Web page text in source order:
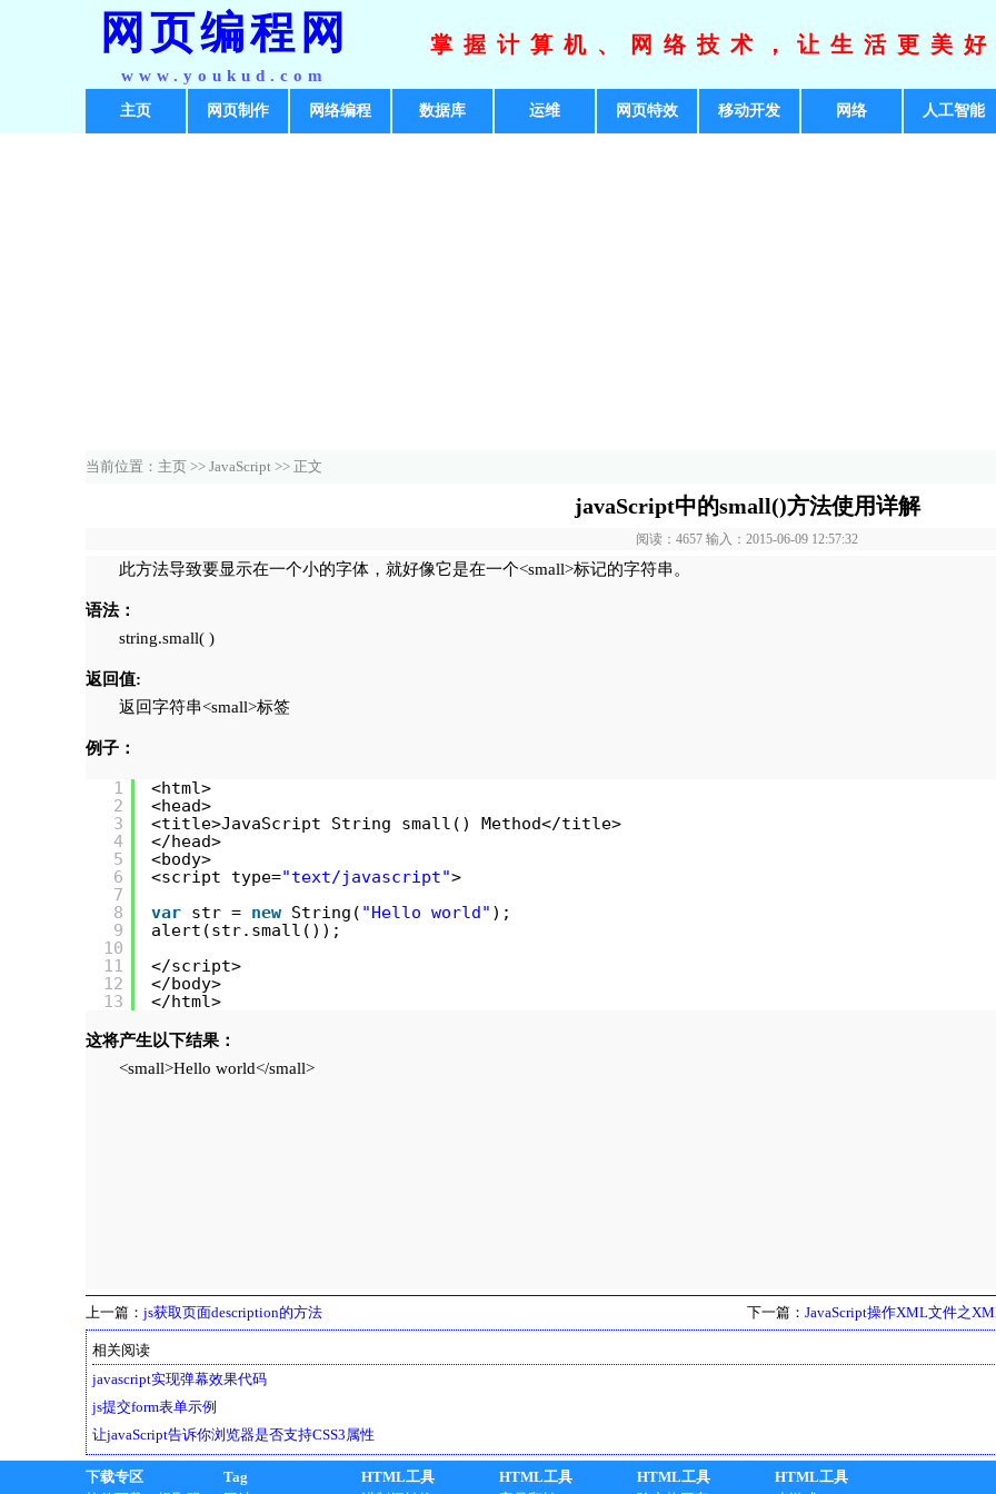
网页编程网
www.youkud.com
掌握计算机、网络技术，让生活更美
主页 网页制作 网络编程 数据库 运维 网页特效 移动开发 网络 人工智能
当前位置： 主页 >> JavaScript >> 正文
javaScript中的small()方法使用详解
阅读：4657 输入：2015-06-09 12:57:32
此方法导致要显示在一个小的字体，就好像它是在一个<small>标记的字符串。
语法：
string.small( )
返回值:
返回字符串<small>标签
例子：
1
2
3
4
5
6
7
8
9
10
11
12
13
<html>
<head>
<title>JavaScript String small() Method</title>
</head>
<body>
<script type="text/javascript">
var str = new String( "Hello world" );
alert(str.small());
</script>
</body>
</html>
这将产生以下结果：
<small>Hello world</small>
上一篇： js获取页面description的方法 下一篇： JavaScript操作XML文件之
相关阅读
javascript实现弹幕效果代码
js提交form表单示例
让javaScript告诉你浏览器是否支持CSS3属性
下载专区
Tag
HTML工具
HTML工具
HTML工具
HTML工具